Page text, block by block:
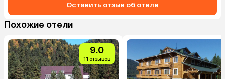
Оставить отзыв об отеле
Похожие отели
9.0
11 отзывов